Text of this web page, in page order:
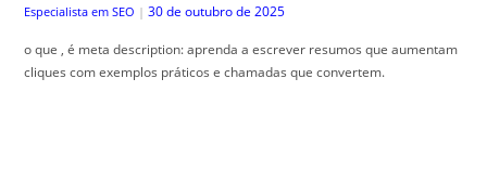
Especialista em SEO | 30 de outubro de 2025
o que , é meta description: aprenda a escrever resumos que aumentam
cliques com exemplos práticos e chamadas que convertem.